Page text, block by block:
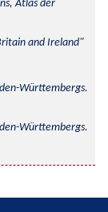
Atlas der
and Ireland
Württembergs.
Württembergs.